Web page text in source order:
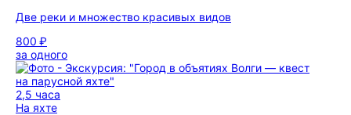
Две реки и множество красивых видов
800 ₽
за одного
2,5 часа
На яхте